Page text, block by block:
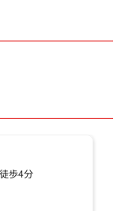
歩4分